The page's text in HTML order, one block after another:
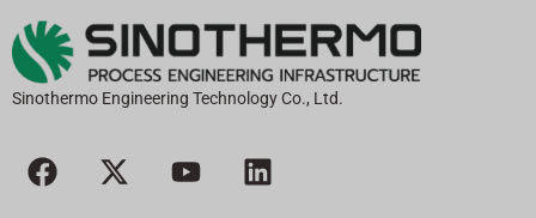
n
a
ti
f:
Sinothermo Engineering Technology Co., Ltd.
F
a
X
-
Y
o
L
i